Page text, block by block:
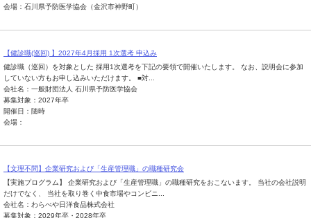
会場：石川県予防医学協会（金沢市神野町）
【健診職(巡回) 】2027年4月採用 1次選考 申込み
健診職（巡回）を対象とした 採用1次選考を下記の要領で開催いたします。 なお、説明会に参加
していない方もお申し込みいただけます。 ■対...
会社名：一般財団法人 石川県予防医学協会
募集対象：2027年卒
開催日：随時
会場：
【文理不問】企業研究および「生産管理職」の職種研究会
【実施プログラム】 企業研究および「生産管理職」の職種研究をおこないます。 当社の会社説明
だけでなく、 当社を取り巻く中食市場やコンビニ...
会社名：わらべや日洋食品株式会社
募集対象：2029年卒・2028年卒